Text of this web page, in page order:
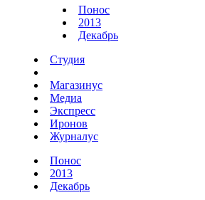
Понос
2013
Декабрь
Студия
Магазинус
Медиа
Экспресс
Иронов
Журналус
Понос
2013
Декабрь